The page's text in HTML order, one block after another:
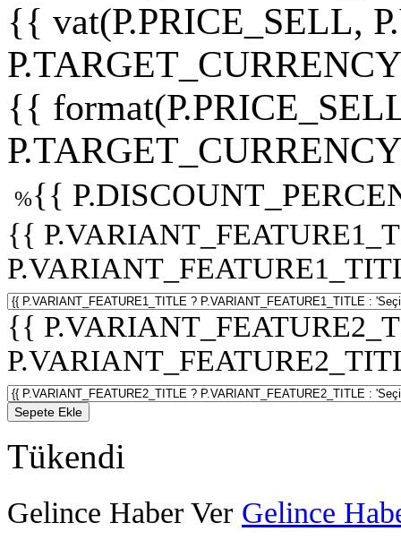
{{ vat(P.PRICE_SELL,
{{
%{{
{{
{{
Sepete Ekle
Tükendi
Gelince Haber Ver Gelince